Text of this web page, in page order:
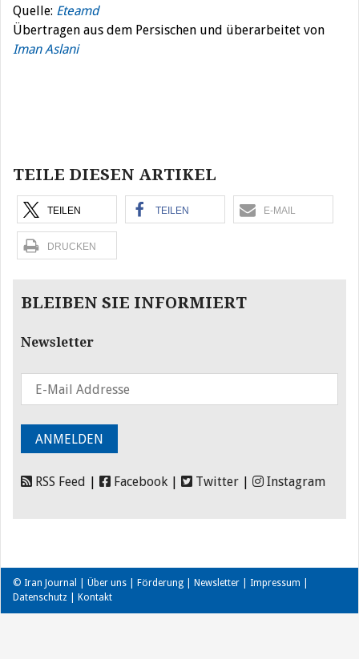
Quelle: Eteamd
Übertragen aus dem Persischen und überarbeitet von
Iman Aslani
TEILE DIESEN ARTIKEL
TEILEN TEILEN E-MAIL
DRUCKEN
BLEIBEN SIE INFORMIERT
Newsletter
RSS Feed Facebook Twitter Instagram
© Iran Journal | Über uns Förderung Newsletter Impressum
Datenschutz
Kontakt